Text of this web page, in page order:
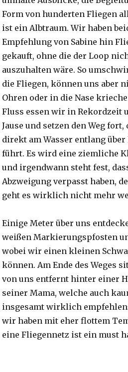
Form von hunderten Fliegen
ist ein Albtraum. Wir haben
Empfehlung von Sabine hin
gekauft, ohne die der Loop
auszuhalten wäre. So
die Fliegen, können uns aber
Ohren oder in die Nase
Fluss essen wir in Rekordzeit
Jause und setzen den Weg fort,
direkt am Wasser entlang über
führt. Es wird eine ziemliche
und irgendwann steht fest,
Abzweigung verpasst haben,
geht es wirklich nicht mehr
Einige Meter über uns
weißen Markierungspfosten
wobei wir einen kleinen
können. Am Ende des Weges
von uns entfernt hinter einer
seiner Mama, welche auch
insgesamt wirklich
wir haben mit eher flottem
eine Fliegennetz ist ein must